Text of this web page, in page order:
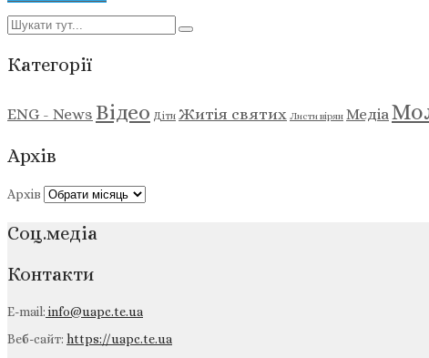
Категорії
ENG - News Відео Діти Житія святих Листи вірян Медіа
Архів
Архів
Соц.медіа
Контакти
E-mail:info@uapc.te.ua
Веб-сайт: https://uapc.te.ua